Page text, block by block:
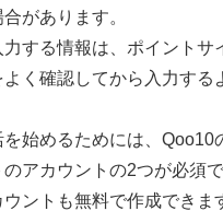
があります。
力する情報は、ポイントサ
く確認してから入力する
始めるためには、Qoo10
アカウントの2つが必須で
ウントも無料で作成できま